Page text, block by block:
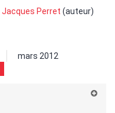
Jacques Perret (auteur)
mars 2012